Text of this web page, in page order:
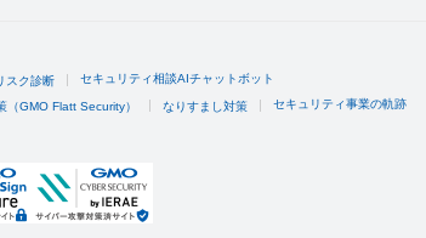
スク診断 セキュリティ相談AIチャットボット
（GMO Flatt Security） なりすまし対策 セキュリティ事業の軌跡